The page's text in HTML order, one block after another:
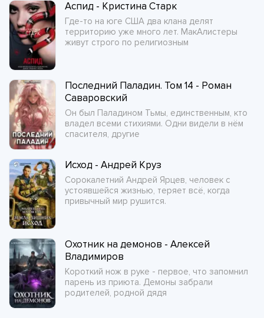
Аспид - Кристина Старк
Где-то на юге США два клана делят
территорию уже много лет. МакАлистеры
живут строго по религиозным
Последний Паладин. Том 14 - Роман
Саваровский
Он был Паладином Тьмы, единственным, кто
владел всеми стихиями. Одни видели в нём
спасителя, другие
Исход - Андрей Круз
Сорокалетний Андрей Ярцев, человек с
устоявшейся жизнью, теряет всё, когда
привычный мир рушится.
Охотник на демонов - Алексей
Владимиров
Короткий нож в руке - первое, что запомнил
парень из приюта. Демоны забрали
родителей, родной дядя